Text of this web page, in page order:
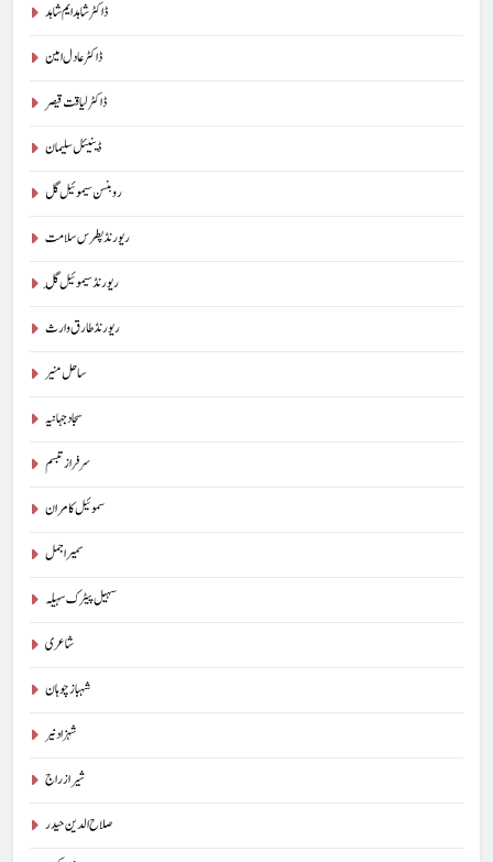
ڈاکٹر شاہد ایم شاہد
ڈاکٹر عادل امین
ڈاکٹر لیاقت قیصر
ڈینیئل سلیمان
روبنسن سیموئیل گل
ریورنڈ پطرس سلامت
ریورنڈ سیموئیل گِل
ریورنڈ طارق وارث
ساحل منیر
سجاد جہانیہ
سرفراز تبسم
سموئیل کامران
سمیر اجمل
سہیل پیٹرک سہیلہ
شاعری
شہباز چوہان
شہزاد نیر
شیراز راج
صلاح الدین حیدر